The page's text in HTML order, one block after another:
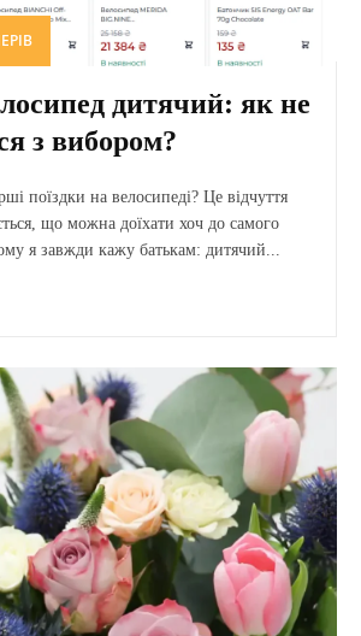
дитячий: як не
з вибором?
поїздки на велосипеді? Це відчуття
що можна доїхати хоч до самого
я завжди кажу батькам: дитячий...